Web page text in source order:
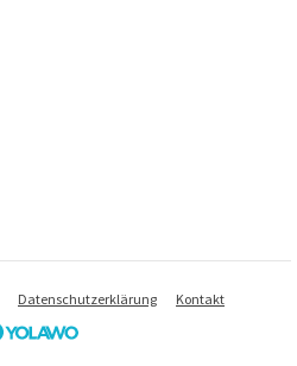
Datenschutzerklärung Kontakt